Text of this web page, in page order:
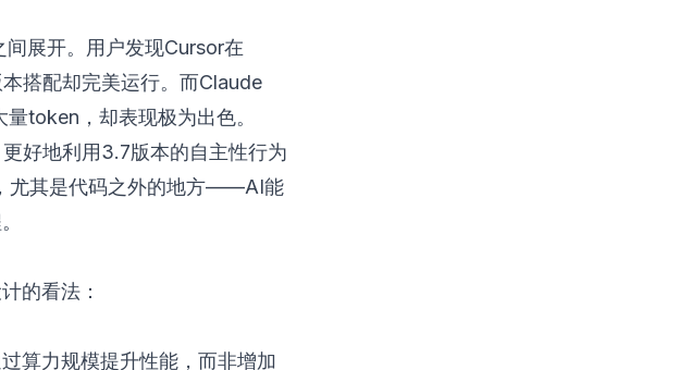
展开。用户发现Cursor在
搭配却完美运行。而Claude
token，却表现极为出色。
好地利用3.7版本的自主性行为
尤其是代码之外的地方——AI能
的看法：
算力规模提升性能，而非增加